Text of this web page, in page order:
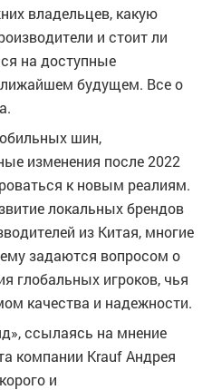
владельцев, какую
и стоит ли
на доступные
будущем. Все о
шин,
изменения после 2022
к новым реалиям.
локальных брендов
из Китая, многие
задаются вопросом о
глобальных игроков, чья
качества и надежности.
ссылаясь на мнение
компании Krauf Андрея
и